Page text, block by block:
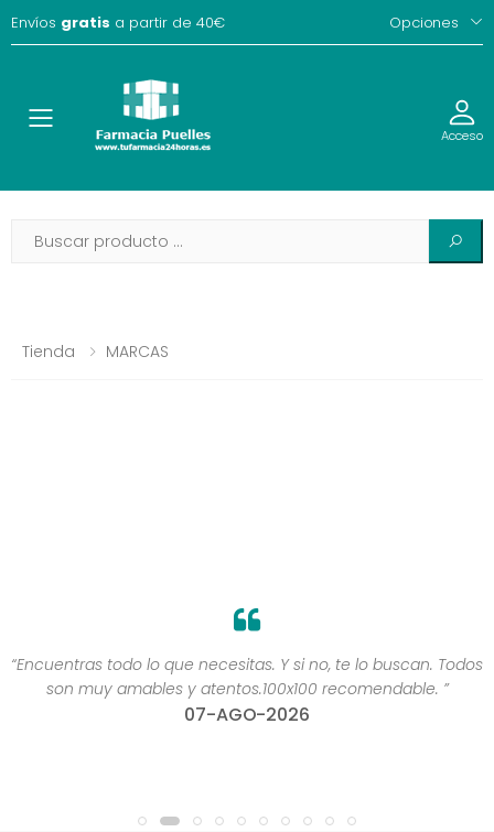
Envíos gratis a partir de 40€ Opciones
Toggle Acceso
Tienda MARCAS
“Encuentras todo lo que necesitas. Y si no, te lo buscan. Todos
son muy amables y atentos.100x100 recomendable. ”
07-AGO-2026